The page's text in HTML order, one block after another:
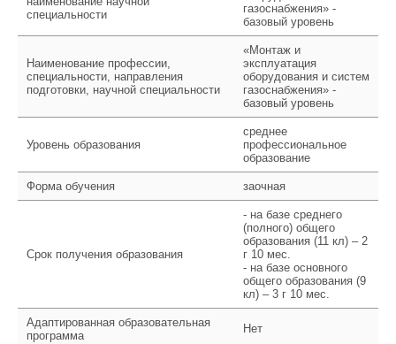
специальности
газоснабжения» -
базовый уровень
Наименование профессии,
специальности, направления
подготовки, научной специальности
«Монтаж и
эксплуатация
оборудования и систем
газоснабжения» -
базовый уровень
Уровень образования
среднее
профессиональное
образование
Форма обучения заочная
Срок получения образования
- на базе среднего
(полного) общего
образования (11 кл) – 2
г 10 мес.
- на базе основного
общего образования (9
кл) – 3 г 10 мес.
Адаптированная образовательная
программа
Нет